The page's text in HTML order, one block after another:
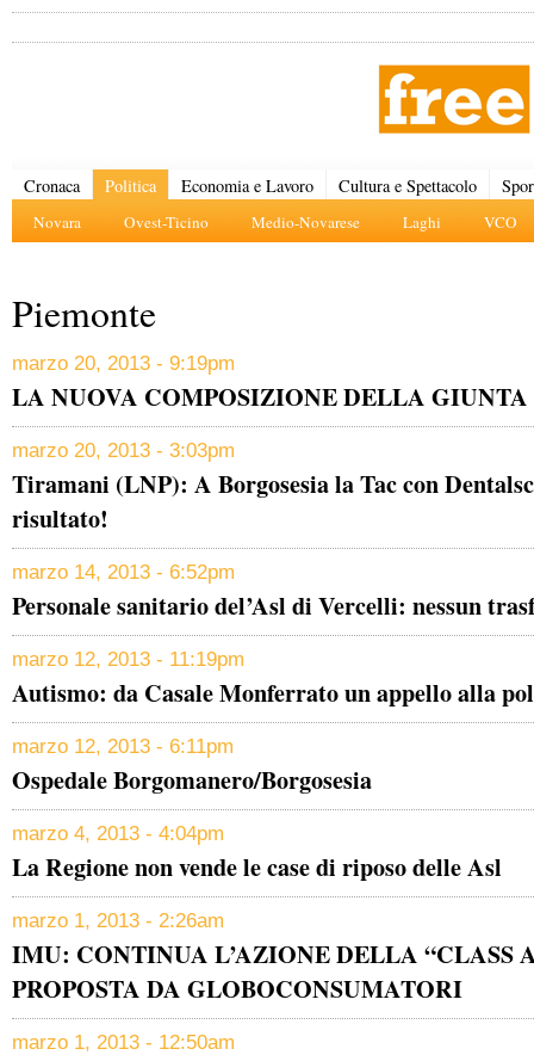
Cronaca Politica
Novara Ovest-Ticino Medio-Novarese Laghi VCO
Economia e Lavoro Cultura e Spettacolo
Piemonte
marzo 20, 2013 - 9:19pm
LA NUOVA COMPOSIZIONE DELLA
marzo 20, 2013 - 3:03pm
Tiramani (LNP): A Borgosesia la Tac con
risultato!
marzo 14, 2013 - 6:52pm
Personale sanitario del’Asl di Vercelli: nessun
marzo 12, 2013 - 11:19pm
Autismo: da Casale Monferrato un appello alla
marzo 12, 2013 - 6:11pm
Ospedale Borgomanero/Borgosesia
marzo 4, 2013 - 4:04pm
La Regione non vende le case di riposo delle Asl
marzo 1, 2013 - 2:26am
IMU: CONTINUA L’AZIONE DELLA “CLASS
PROPOSTA DA GLOBOCONSUMATORI
marzo 1, 2013 - 12:50am